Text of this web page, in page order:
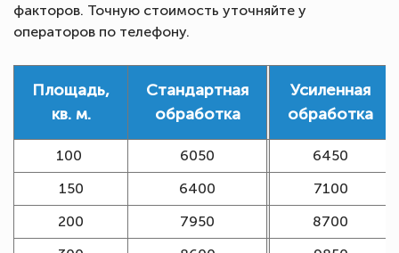
факторов. Точную стоимость уточняйте у
операторов по телефону.
Площадь,
кв. м.
Стандартная
обработка
Усиленная
обработка
100 6050
6450
150
6400
7100
200
7950
8700